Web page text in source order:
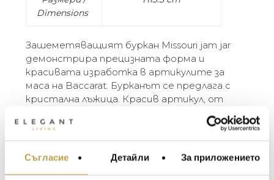
Съгласие Детайли За приложението
Dimensions
Зашеметяващият буркан Missouri jam jar
демонстрира прецизната форма и
красивата изработка в артикулите за
маса на Baccarat. Бурканът се предлага с
кристална лъжица. Красив артикул, от
сладко по време на хранене, тъй като
великолепно с яркото съдържание.МЕБЕЛИ ЗА ДОМА И